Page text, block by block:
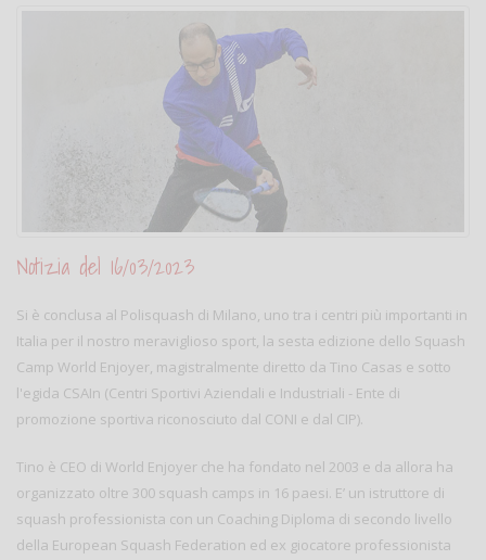
Notizia del 16/03/2023
Si è conclusa al Polisquash di Milano, uno tra i centri più importanti in
Italia per il nostro meraviglioso sport, la sesta edizione dello Squash
Camp World Enjoyer, magistralmente diretto da Tino Casas e sotto
l'egida CSAIn (Centri Sportivi Aziendali e Industriali - Ente di
promozione sportiva riconosciuto dal CONI e dal CIP).
Tino è CEO di World Enjoyer che ha fondato nel 2003 e da allora ha
organizzato oltre 300 squash camps in 16 paesi. E’ un istruttore di
squash professionista con un Coaching Diploma di secondo livello
della European Squash Federation ed ex giocatore professionista